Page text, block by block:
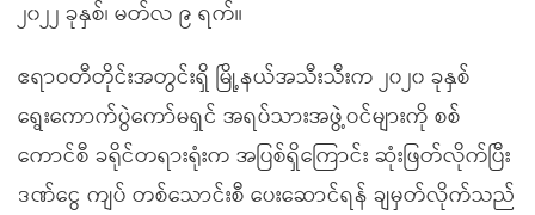
၂၀၂၂ ခုနှစ်၊ မတ်လ ၉ ရက်။
ဧရာဝတီတိုင်းအတွင်းရှိ မြို့နယ်အသီးသီးက ၂၀၂၀ ခုနှစ်
ရွေးကောက်ပွဲကော်မရှင် အရပ်သားအဖွဲ့ဝင်များကို စစ်
ကောင်စီ ခရိုင်တရားရုံးက အပြစ်ရှိကြောင်း ဆုံးဖြတ်လိုက်ပြီး
ဒဏ်ငွေ ကျပ် တစ်သောင်းစီ ပေးဆောင်ရန် ချမှတ်လိုက်သည်